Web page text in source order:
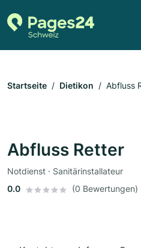
Startseite Dietikon Abfluss
Abfluss Retter
Notdienst · Sanitärinstallateur
0.0
(0 Bewertungen)